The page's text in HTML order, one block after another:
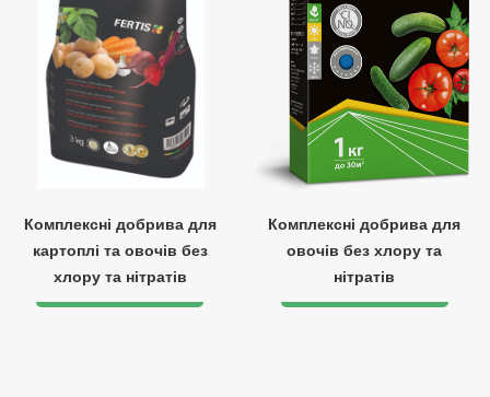
Комплексні добрива для
картоплі та овочів без
хлору та нітратів
Комплексні добрива для
овочів без хлору та
нітратів